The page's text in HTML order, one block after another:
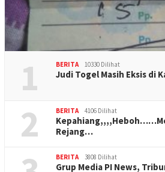
1 BERITA 10330 Dilihat
Judi Togel Masih Eksis di
2 BERITA 4106 Dilihat
Rejang…
BERITA 3808 Dilihat
Grup Media PI News,